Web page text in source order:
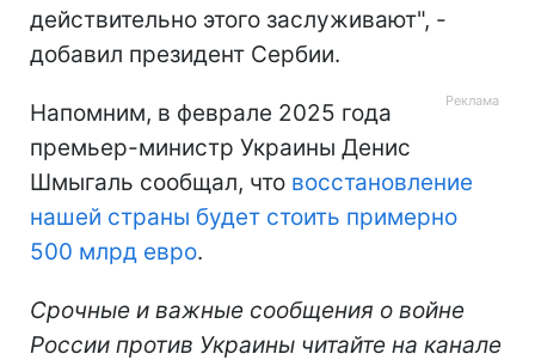
действительно этого заслуживают", -
добавил президент Сербии.
Напомним, в феврале 2025 года
премьер-министр Украины Денис
Шмыгаль сообщал, что восстановление
нашей страны будет стоить примерно
500 млрд евро.
Срочные и важные сообщения о войне
России против Украины читайте на канале